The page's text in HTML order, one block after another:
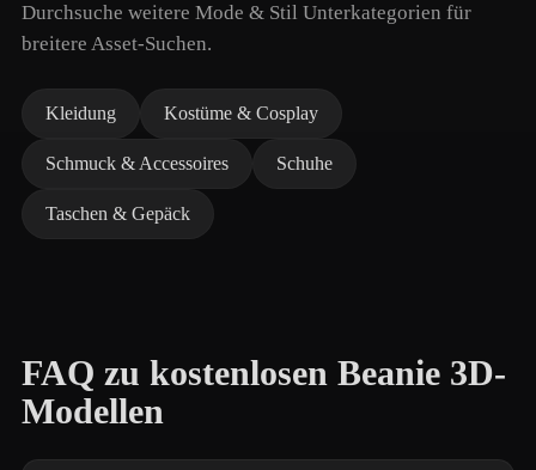
Durchsuche weitere Mode & Stil Unterkategorien für
breitere Asset-Suchen.
Kleidung Kostüme & Cosplay
Schmuck & Accessoires Schuhe
Taschen & Gepäck
FAQ zu kostenlosen Beanie 3D-
Modellen